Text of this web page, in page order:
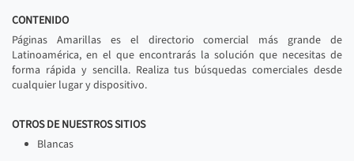
CONTENIDO
Páginas Amarillas es el directorio comercial más grande de
Latinoamérica, en el que encontrarás la solución que necesitas de
forma rápida y sencilla. Realiza tus búsquedas comerciales desde
cualquier lugar y dispositivo.
OTROS DE NUESTROS SITIOS
Blancas